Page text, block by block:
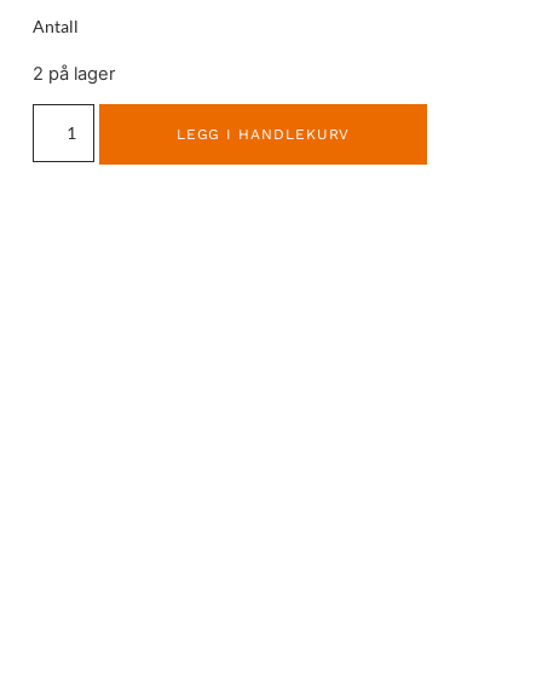
Antall
2 på lager
LEGG I HANDLEKURV